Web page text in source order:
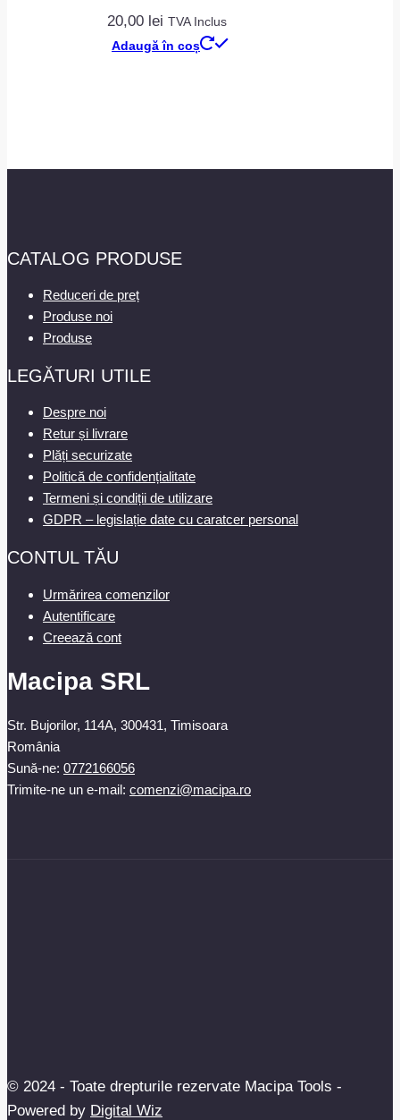
20,00 lei TVA Inclus
Adaugă în coș
CATALOG PRODUSE
Reduceri de preț
Produse noi
Produse
LEGĂTURI UTILE
Despre noi
Retur și livrare
Plăți securizate
Politică de confidențialitate
Termeni și condiții de utilizare
GDPR – legislație date cu caratcer personal
CONTUL TĂU
Urmărirea comenzilor
Autentificare
Creează cont
Macipa SRL
Str. Bujorilor, 114A, 300431, Timisoara
România
Sună-ne: 0772166056
Trimite-ne un e-mail: comenzi@macipa.ro
© 2024 - Toate drepturile rezervate Macipa Tools -
Powered by Digital Wiz